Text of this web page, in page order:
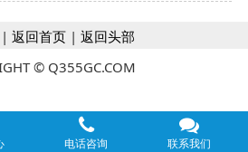
电话咨询 联系我们
返回首页| 返回头部
© Q355GC.COM